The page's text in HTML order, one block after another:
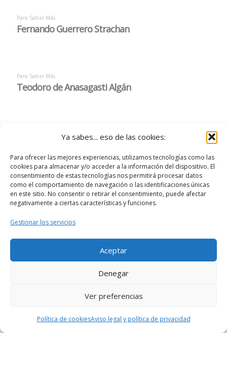
Ya sabes... eso de las cookies:
Para ofrecer las mejores experiencias, utilizamos tecnologías como las
cookies para almacenar y/o acceder a la información del dispositivo. El
consentimiento de estas tecnologías nos permitirá procesar datos
como el comportamiento de navegación o las identificaciones únicas
en este sitio. No consentir o retirar el consentimiento, puede afectar
negativamente a ciertas características y funciones.
Gestionar los servicios
Aceptar
Denegar
Ver preferencias
Política de cookiesAviso legal y política de privacidad
En zapatillas– Todos los derechos reservados
Funciona con WP – Diseñado con el Tema Customizr